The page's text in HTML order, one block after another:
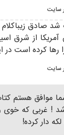
سایت
صادق
آمریکا از شرق
رها کرده
سایت
موافق هستم
! غربی که خوی
دار کرده!